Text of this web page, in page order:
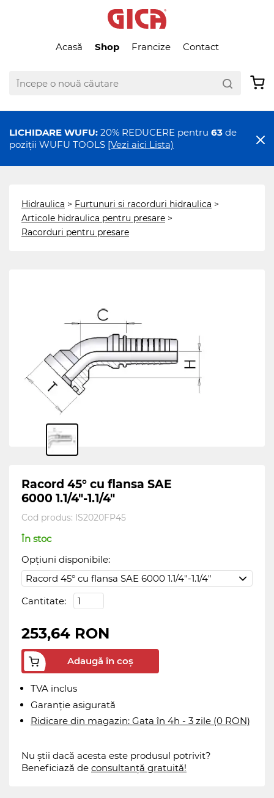
Acasă Shop Francize Contact
LICHIDARE WUFU: 20% REDUCERE pentru 63 de
poziții WUFU TOOLS [Vezi aici Lista)
Hidraulica > Furtunuri si racorduri hidraulica >
Articole hidraulica pentru presare >
Racorduri pentru presare
Racord 45° cu flansa SAE
6000 1.1/4"-1.1/4"
Cod produs: IS2020FP45
În stoc
Opțiuni disponibile:
Cantitate:
253,64 RON
Adaugă în coș
TVA inclus
Garanție asigurată
Ridicare din magazin: Gata în 4h - 3 zile (0 RON)
Nu știi dacă acesta este produsul potrivit?
Beneficiază de consultanță gratuită!